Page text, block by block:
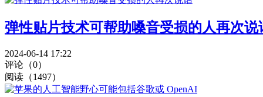
弹性贴片技术可帮助嗓音受损的人再次说
2024-06-14 17:22
评论（0）
阅读（1497）